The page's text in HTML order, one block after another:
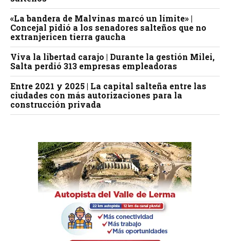
«La bandera de Malvinas marcó un límite» |
Concejal pidió a los senadores salteños que no
extranjericen tierra gaucha
Viva la libertad carajo | Durante la gestión Milei,
Salta perdió 313 empresas empleadoras
Entre 2021 y 2025 | La capital salteña entre las
ciudades con más autorizaciones para la
construcción privada